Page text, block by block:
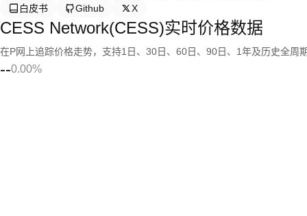
白皮书
Github X
CESS Network(CESS)实时价格数据
在P网上追踪价格走势，支持1日、30日、60日、90日、1年及历史全周
--0.00%